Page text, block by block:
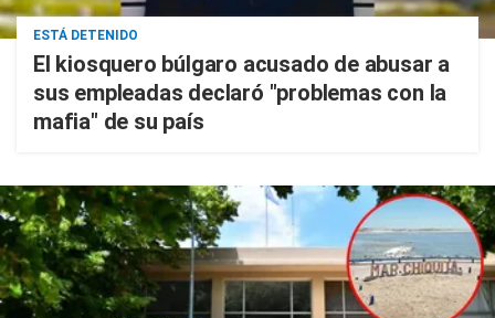
ESTÁ DETENIDO
El kiosquero búlgaro acusado de abusar a
sus empleadas declaró "problemas con la
mafia" de su país